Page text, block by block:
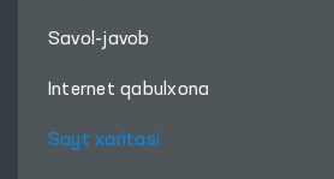
Savol-javob
Internet qabulxona
Sayt xaritasi